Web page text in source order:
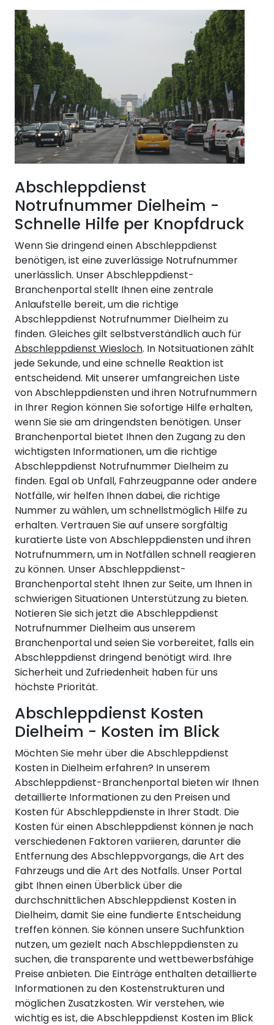
Abschleppdienst
Notrufnummer Dielheim -
Schnelle Hilfe per Knopfdruck
Wenn Sie dringend einen Abschleppdienst
benötigen, ist eine zuverlässige Notrufnummer
unerlässlich. Unser Abschleppdienst-
Branchenportal stellt Ihnen eine zentrale
Anlaufstelle bereit, um die richtige
Abschleppdienst Notrufnummer Dielheim zu
finden. Gleiches gilt selbstverständlich auch für
Abschleppdienst Wiesloch. In Notsituationen zählt
jede Sekunde, und eine schnelle Reaktion ist
entscheidend. Mit unserer umfangreichen Liste
von Abschleppdiensten und ihren Notrufnummern
in Ihrer Region können Sie sofortige Hilfe erhalten,
wenn Sie sie am dringendsten benötigen. Unser
Branchenportal bietet Ihnen den Zugang zu den
wichtigsten Informationen, um die richtige
Abschleppdienst Notrufnummer Dielheim zu
finden. Egal ob Unfall, Fahrzeugpanne oder andere
Notfälle, wir helfen Ihnen dabei, die richtige
Nummer zu wählen, um schnellstmöglich Hilfe zu
erhalten. Vertrauen Sie auf unsere sorgfältig
kuratierte Liste von Abschleppdiensten und ihren
Notrufnummern, um in Notfällen schnell reagieren
zu können. Unser Abschleppdienst-
Branchenportal steht Ihnen zur Seite, um Ihnen in
schwierigen Situationen Unterstützung zu bieten.
Notieren Sie sich jetzt die Abschleppdienst
Notrufnummer Dielheim aus unserem
Branchenportal und seien Sie vorbereitet, falls ein
Abschleppdienst dringend benötigt wird. Ihre
Sicherheit und Zufriedenheit haben für uns
höchste Priorität.
Abschleppdienst Kosten
Dielheim - Kosten im Blick
Möchten Sie mehr über die Abschleppdienst
Kosten in Dielheim erfahren? In unserem
Abschleppdienst-Branchenportal bieten wir Ihnen
detaillierte Informationen zu den Preisen und
Kosten für Abschleppdienste in Ihrer Stadt. Die
Kosten für einen Abschleppdienst können je nach
verschiedenen Faktoren variieren, darunter die
Entfernung des Abschleppvorgangs, die Art des
Fahrzeugs und die Art des Notfalls. Unser Portal
gibt Ihnen einen Überblick über die
durchschnittlichen Abschleppdienst Kosten in
Dielheim, damit Sie eine fundierte Entscheidung
treffen können. Sie können unsere Suchfunktion
nutzen, um gezielt nach Abschleppdiensten zu
suchen, die transparente und wettbewerbsfähige
Preise anbieten. Die Einträge enthalten detaillierte
Informationen zu den Kostenstrukturen und
möglichen Zusatzkosten. Wir verstehen, wie
wichtig es ist, die Abschleppdienst Kosten im Blick